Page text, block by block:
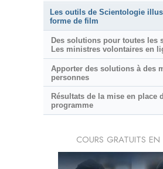
Les outils de Scientologie
forme de film
Des solutions pour toutes les
Les ministres volontaires en
Apporter des solutions à des
personnes
Résultats de la mise en place
programme
COURS GRATUITS EN